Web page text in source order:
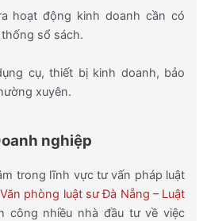
hoạt động kinh doanh cần có
sổ sách.
cụ, thiết bị kinh doanh, bảo
xuyên.
nghiệp
trong lĩnh vực tư vấn pháp luật
Văn phòng luật sư Đà Nẵng – Luật
công nhiều nhà đầu tư về việc